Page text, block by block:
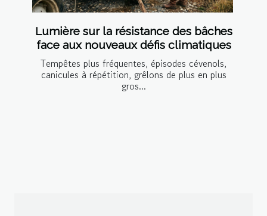
Lumière sur la résistance des bâches
face aux nouveaux défis climatiques
Tempêtes plus fréquentes, épisodes cévenols,
canicules à répétition, grêlons de plus en plus
gros...